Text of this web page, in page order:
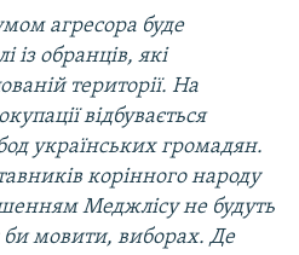
агресора буде
із обранців, які
території. На
відбувається
українських громадян.
корінного народу
Меджлісу не будуть
би мовити, виборах. Де